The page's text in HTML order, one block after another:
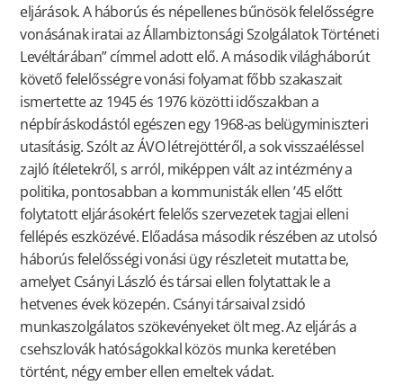
eljárások. A háborús és népellenes bűnösök felelősségre
vonásának iratai az Állambiztonsági Szolgálatok Történeti
Levéltárában” címmel adott elő. A második világháborút
követő felelősségre vonási folyamat főbb szakaszait
ismertette az 1945 és 1976 közötti időszakban a
népbíráskodástól egészen egy 1968-as belügyminiszteri
utasításig. Szólt az ÁVO létrejöttéről, a sok visszaéléssel
zajló ítéletekről, s arról, miképpen vált az intézmény a
politika, pontosabban a kommunisták ellen ’45 előtt
folytatott eljárásokért felelős szervezetek tagjai elleni
fellépés eszközévé. Előadása második részében az utolsó
háborús felelősségi vonási ügy részleteit mutatta be,
amelyet Csányi László és társai ellen folytattak le a
hetvenes évek közepén. Csányi társaival zsidó
munkaszolgálatos szökevényeket ölt meg. Az eljárás a
csehszlovák hatóságokkal közös munka keretében
történt, négy ember ellen emeltek vádat.